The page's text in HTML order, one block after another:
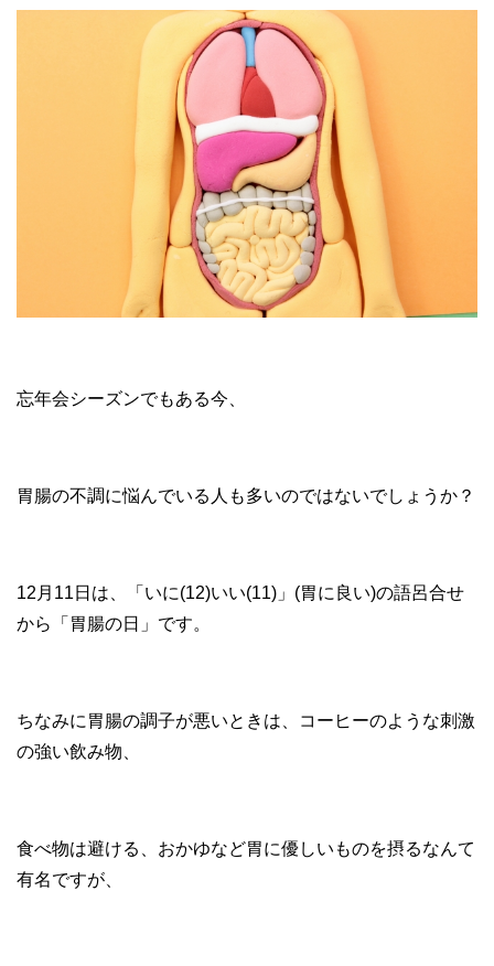
忘年会シーズンでもある今、
胃腸の不調に悩んでいる人も多いのではないでしょうか？
12月11日は、「いに(12)いい(11)」(胃に良い)の語呂合せ
から「胃腸の日」です。
ちなみに胃腸の調子が悪いときは、コーヒーのような刺激
の強い飲み物、
食べ物は避ける、おかゆなど胃に優しいものを摂るなんて
有名ですが、